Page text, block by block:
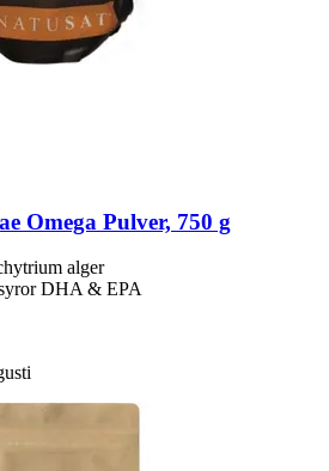
Omega Pulver, 750 g
alger
DHA & EPA